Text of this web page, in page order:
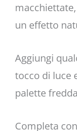
un effetto
Aggiungi
tocco di luce
palette
Completa